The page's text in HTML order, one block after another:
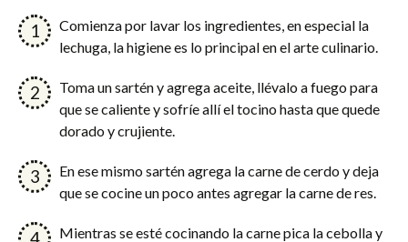
Comienza por lavar los ingredientes, en especial la
lechuga, la higiene es lo principal en el arte culinario.
Toma un sartén y agrega aceite, llévalo a fuego para
que se caliente y sofríe allí el tocino hasta que quede
dorado y crujiente.
En ese mismo sartén agrega la carne de cerdo y deja
que se cocine un poco antes agregar la carne de res.
Mientras se esté cocinando la carne pica la cebolla y